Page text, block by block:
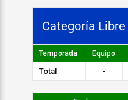
Categoría Libre
Temporada Equipo
Total -